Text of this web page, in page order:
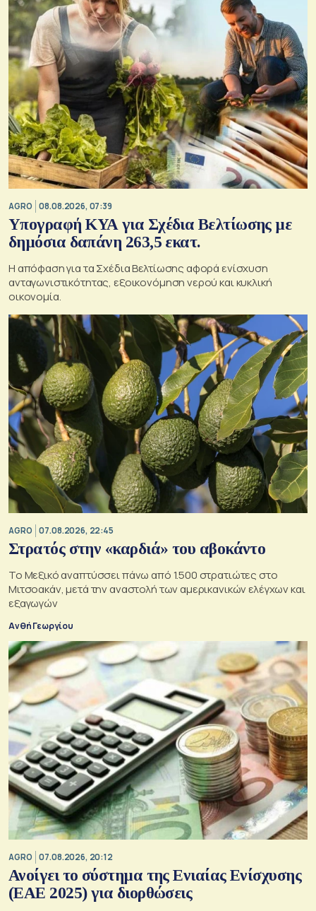
AGRO 08.08.2026, 07:39
Υπογραφή ΚΥΑ για Σχέδια Βελτίωσης με
δημόσια δαπάνη 263,5 εκατ.
Η απόφαση για τα Σχέδια Βελτίωσης αφορά ενίσχυση
ανταγωνιστικότητας, εξοικονόμηση νερού και κυκλική
οικονομία.
AGRO 07.08.2026, 22:45
Στρατός στην «καρδιά» του αβοκάντο
Το Μεξικό αναπτύσσει πάνω από 1.500 στρατιώτες στο
Μιτσοακάν, μετά την αναστολή των αμερικανικών ελέγχων και
εξαγωγών
Ανθή Γεωργίου
AGRO 07.08.2026, 20:12
Ανοίγει το σύστημα της Ενιαίας Ενίσχυσης
(ΕΑΕ 2025) για διορθώσεις